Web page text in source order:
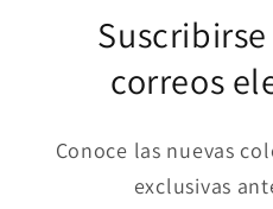
correos
Conoce las nuevas
exclusivas